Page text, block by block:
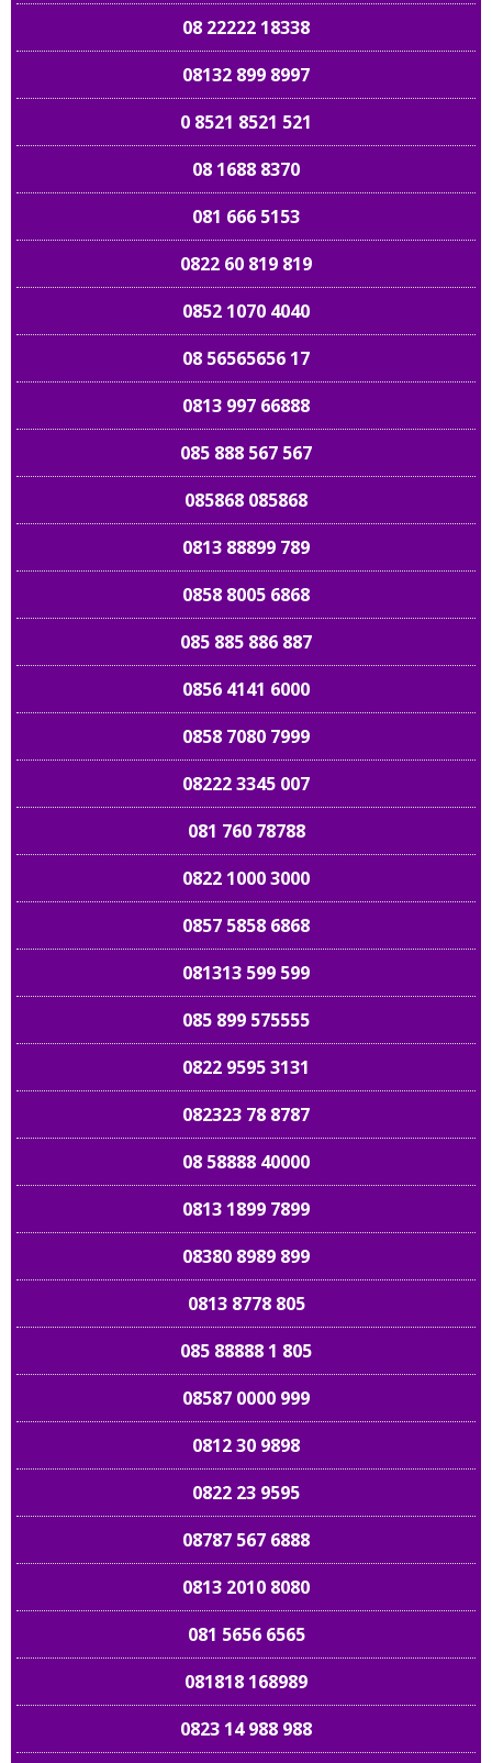
08 22222 18338
08132 899 8997
0 8521 8521 521
08 1688 8370
081 666 5153
0822 60 819 819
0852 1070 4040
08 56565656 17
0813 997 66888
085 888 567 567
085868 085868
0813 88899 789
0858 8005 6868
085 885 886 887
0856 4141 6000
0858 7080 7999
08222 3345 007
081 760 78788
0822 1000 3000
0857 5858 6868
081313 599 599
085 899 575555
0822 9595 3131
082323 78 8787
08 58888 40000
0813 1899 7899
08380 8989 899
0813 8778 805
085 88888 1 805
08587 0000 999
0812 30 9898
0822 23 9595
08787 567 6888
0813 2010 8080
081 5656 6565
081818 168989
0823 14 988 988